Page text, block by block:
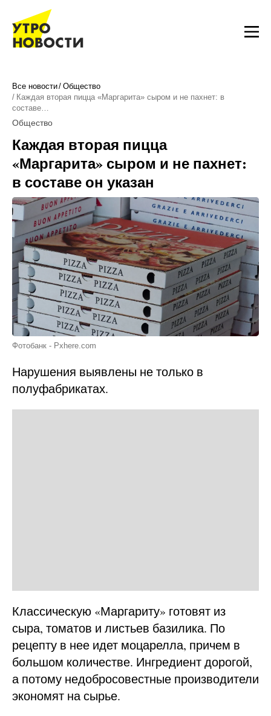
Все новости Общество
Каждая вторая пицца «Маргарита» сыром и не пахнет: в
составе…
Общество
Каждая вторая пицца
«Маргарита» сыром и не пахнет:
в составе он указан
Фотобанк - Pxhere.com
Нарушения выявлены не только в
полуфабрикатах.
Классическую «Маргариту» готовят из
сыра, томатов и листьев базилика. По
рецепту в нее идет моцарелла, причем в
большом количестве. Ингредиент дорогой,
а потому недобросовестные производители
экономят на сырье.